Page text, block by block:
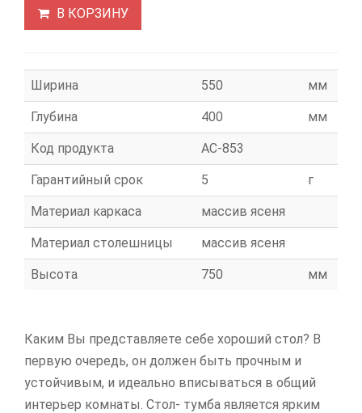
В КОРЗИНУ
Ширина 550 мм
Глубина 400 мм
Код продукта АС-853
Гарантийный срок 5 г
Материал каркаса массив ясеня
Материал столешницы массив ясеня
Высота 750 мм
Каким Вы представляете себе хороший стол? В
первую очередь, он должен быть прочным и
устойчивым, и идеально вписываться в общий
интерьер комнаты. Стол- тумба является ярким